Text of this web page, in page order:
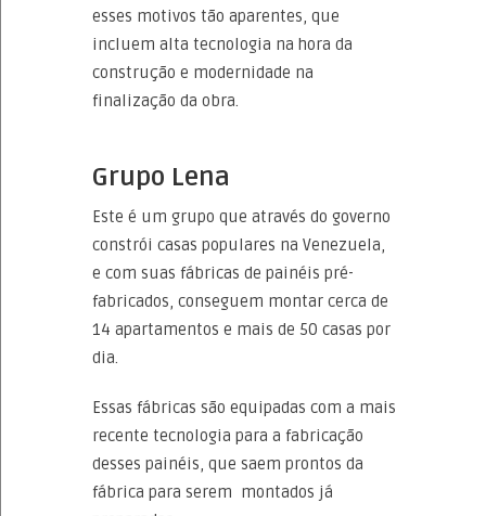
esses motivos tão aparentes, que
incluem alta tecnologia na hora da
construção e modernidade na
finalização da obra.
Grupo Lena
Este é um grupo que através do governo
constrói casas populares na Venezuela,
e com suas fábricas de painéis pré-
fabricados, conseguem montar cerca de
14 apartamentos e mais de 50 casas por
dia.
Essas fábricas são equipadas com a mais
recente tecnologia para a fabricação
desses painéis, que saem prontos da
fábrica para serem montados já